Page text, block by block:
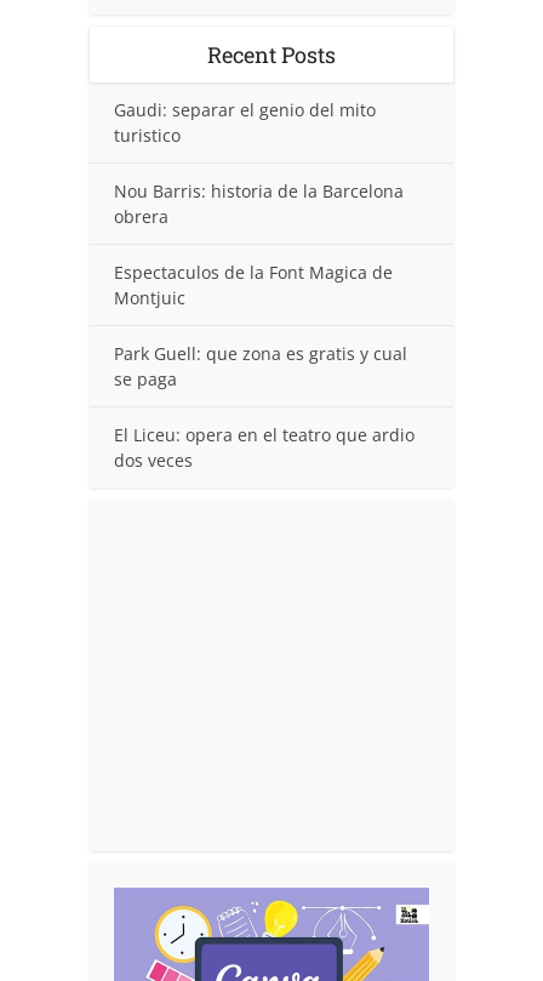
Recent Posts
Gaudi: separar el genio del mito
turistico
Nou Barris: historia de la Barcelona
obrera
Espectaculos de la Font Magica de
Montjuic
Park Guell: que zona es gratis y cual
se paga
El Liceu: opera en el teatro que ardio
dos veces